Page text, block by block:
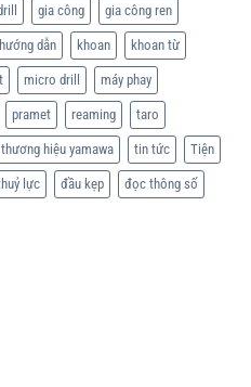
gia công gia công ren
hướng dẫn khoan khoan từ
micro drill máy phay
pramet reaming taro
thương hiệu yamawa tin tức Tiện
lực đầu kẹp đọc thông số